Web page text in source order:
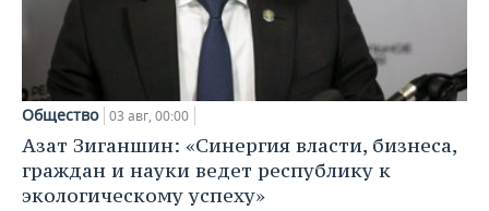
Общество 03 авг, 00:00
Азат Зиганшин: «Синергия власти, бизнеса,
граждан и науки ведет республику к
экологическому успеху»